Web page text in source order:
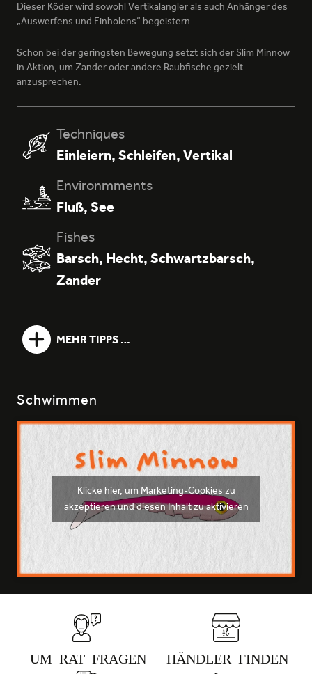
083 - SAHARA
098 - ISLAND BAY
385 - NATURAL GREEN
Dieser Köder wird sowohl Vertikalangler als auch Anhänger des
„Auswerfens und Einholens“ begeistern.
Schon bei der geringsten Bewegung setzt sich der Slim Minnow
in Aktion, um Zander oder andere Raubfische gezielt
anzusprechen.
Techniques
Einleiern, Schleifen, Vertikal
Environmments
Fluß, See
Fishes
Barsch, Hecht, Schwartzbarsch,
Zander
MEHR TIPPS …
Schwimmen
Klicke hier, um Marketing-Cookies zu
akzeptieren und diesen Inhalt zu aktivieren
UM RAT FRAGEN HÄNDLER FINDEN